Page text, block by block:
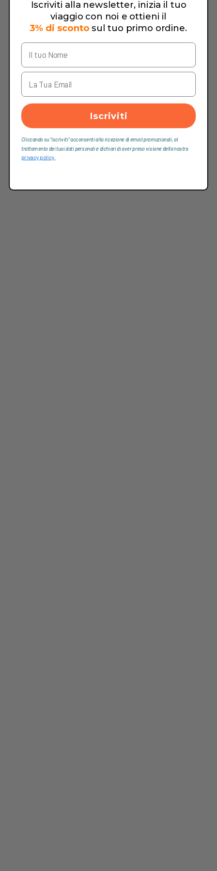
Prodotto di alta qualita
Iscriviti alla newsletter, inizia il tuo
viaggio con noi e ottieni il
3% di sconto sul tuo primo ordine.
Iscriviti
Cliccando su “Iscriviti“ acconsenti alla ricezione di email promozionali, al
trattamento dei tuoi dati personali e dichiari di aver preso visione della nostra
privacy policy.